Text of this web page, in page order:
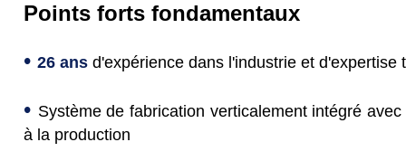
Points forts fondamentaux
• 26 ans d'expérience dans l'industrie et d'expertise
• Système de fabrication verticalement intégré avec
à la production